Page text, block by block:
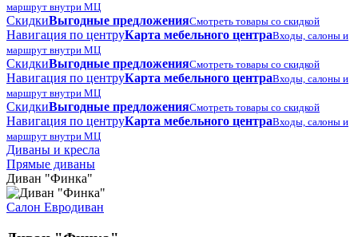
маршрут внутри МЦ
СкидкиВыгодные предложенияСмотреть товары со скидкой
Навигация по центруКарта мебельного центраВходы, салоны и
маршрут внутри МЦ
СкидкиВыгодные предложенияСмотреть товары со скидкой
Навигация по центруКарта мебельного центраВходы, салоны и
маршрут внутри МЦ
СкидкиВыгодные предложенияСмотреть товары со скидкой
Навигация по центруКарта мебельного центраВходы, салоны и
маршрут внутри МЦ
Диваны и кресла
Прямые диваны
Диван "Финка"
Салон Евродиван